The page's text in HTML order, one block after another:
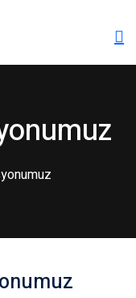
your password?